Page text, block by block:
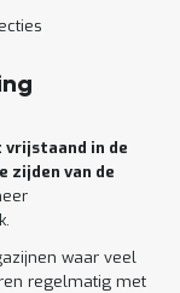
in de
zijden van de
waar veel
regelmatig met